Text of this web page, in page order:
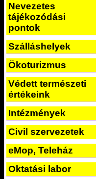
Nevezetes
tájékozódási
pontok
Szálláshelyek
Ökoturizmus
Védett természeti
értékeink
Intézmények
Civil szervezetek
eMop, Teleház
Oktatási labor